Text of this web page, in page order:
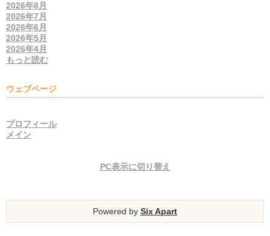
2026年8月
2026年7月
2026年6月
2026年5月
2026年4月
もっと読む
ウェブページ
プロフィール
メイン
PC表示に切り替え
Powered by Six Apart